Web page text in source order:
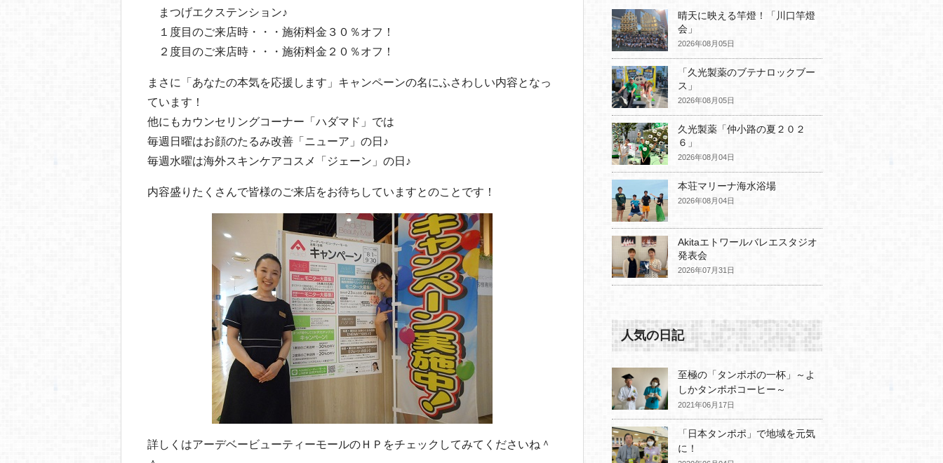
まつげエクステンション♪
１度目のご来店時・・・施術料金３０％オフ！
２度目のご来店時・・・施術料金２０％オフ！
まさに「あなたの本気を応援します」キャンペーンの名にふさわしい内容となっ
ています！
他にもカウンセリングコーナー「ハダマド」では
毎週日曜はお顔のたるみ改善「ニューア」の日♪
毎週水曜は海外スキンケアコスメ「ジェーン」の日♪
内容盛りたくさんで皆様のご来店をお待ちしていますとのことです！
詳しくはアーデベービューティーモールのＨＰをチェックしてみてくださいね＾
晴天に映える竿燈！「川口竿燈
会」
2026年08月05日
「久光製薬のブテナロックブー
ス」
2026年08月05日
久光製薬「仲小路の夏２０２
６」
2026年08月04日
本荘マリーナ海水浴場
2026年08月04日
Akitaエトワールバレエスタジオ
発表会
2026年07月31日
人気の日記
至極の「タンポポの一杯」～よ
しかタンポポコーヒー～
2021年06月17日
「日本タンポポ」で地域を元気
に！